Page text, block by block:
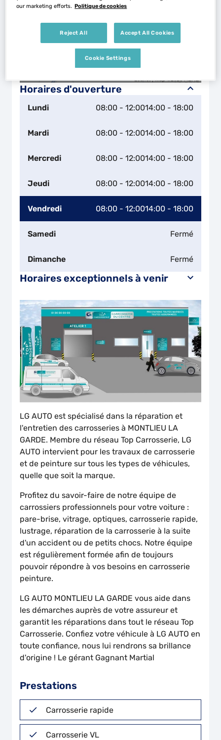
Horaires d'ouverture
Lundi 08:00 - 12:0014:00 - 18:00
Mardi 08:00 - 12:0014:00 - 18:00
Mercredi 08:00 - 12:0014:00 - 18:00
Jeudi 08:00 - 12:0014:00 - 18:00
Vendredi 08:00 - 12:0014:00 - 18:00
Samedi Fermé
Dimanche Fermé
Horaires exceptionnels à venir
Naviguer
LG AUTO est spécialisé dans la réparation et
l'entretien des carrosseries à MONTLIEU LA
GARDE. Membre du réseau Top Carrosserie, LG
AUTO intervient pour les travaux de carrosserie
et de peinture sur tous les types de véhicules,
quelle que soit la marque.
Profitez du savoir-faire de notre équipe de
carrossiers professionnels pour votre voiture :
pare-brise, vitrage, optiques, carrosserie rapide,
lustrage, réparation de la carrosserie à la suite
d'un accident ou de petits chocs. Notre équipe
est régulièrement formée afin de toujours
pouvoir répondre à vos besoins en carrosserie
peinture.
LG AUTO MONTLIEU LA GARDE vous aide dans
les démarches auprès de votre assureur et
garantit les réparations dans tout le réseau Top
Carrosserie. Confiez votre véhicule à LG AUTO en
toute confiance, nous lui rendrons sa brillance
d'origine ! Le gérant Gagnant Martial
Prestations
Carrosserie rapide
Carrosserie VL
our marketing efforts. Politique de cookies
Reject All Accept All Cookies
Cookie Settings